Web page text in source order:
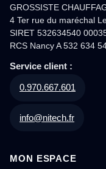
GROSSISTE
4 Ter rue du maréchal
SIRET 532634540
RCS Nancy A 532 634
Service client :
0.970.667.601
info@nitech.fr
MON ESPACE